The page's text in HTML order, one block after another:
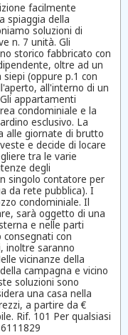
facilmente
spiaggia della
soluzioni di
n. 7 unità. Gli
storico fabbricato con
oltre ad un
(oppure p.1 con
all'interno di un
appartamenti
condominiale e la
esclusivo. La
alle giornate di brutto
e decide di locare
tra le varie
degli
singolo contatore per
da rete pubblica). I
condominiale. Il
sarà oggetto di una
e nelle parti
con
inoltre saranno
vicinanze della
campagna e vicino
soluzioni sono
una casa nella
a partire da €
Rif. 101 Per qualsiasi